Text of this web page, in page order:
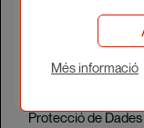
Accepto la Llei
Protecció de
Protecció de
Més informació